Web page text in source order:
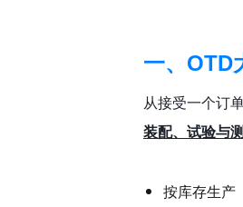
一、OTD
从接受一个订
装配、试验与
按库存生产